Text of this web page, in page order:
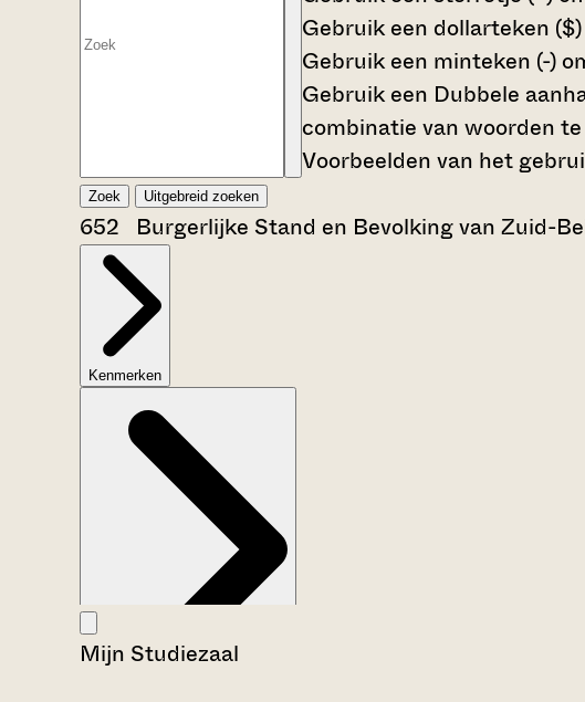
Gebruik een dollarteken ($)
Gebruik een minteken (-)
Gebruik een Dubbele
combinatie van woorden
Voorbeelden van het
Zoek Uitgebreid zoeken
652 Burgerlijke Stand en Bevolking van Zuid-
Kenmerken
Mijn Studiezaal